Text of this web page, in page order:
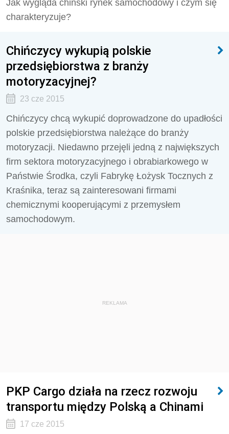
Jak wygląda chiński rynek samochodowy i czym się
charakteryzuje?
Chińczycy wykupią polskie
przedsiębiorstwa z branży
motoryzacyjnej?
23 cze 2015
Chińczycy chcą wykupić doprowadzone do upadłości
polskie przedsiębiorstwa należące do branży
motoryzacji. Niedawno przejęli jedną z największych
firm sektora motoryzacyjnego i obrabiarkowego w
Państwie Środka, czyli Fabrykę Łożysk Tocznych z
Kraśnika, teraz są zainteresowani firmami
chemicznymi kooperującymi z przemysłem
samochodowym.
REKLAMA
PKP Cargo działa na rzecz rozwoju
transportu między Polską a Chinami
17 cze 2015